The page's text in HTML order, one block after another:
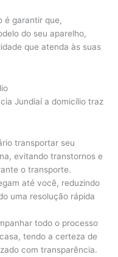
é garantir que,
do seu aparelho,
que atenda às suas
Jundiaí a domicílio traz
transportar seu
evitando transtornos e
o transporte.
até você, reduzindo
uma resolução rápida
todo o processo
tendo a certeza de
com transparência.